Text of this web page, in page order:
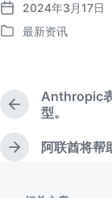
发
布
2024年3月17日
发
最新资讯
上
文
章
Anthropic
型。
下
阿联酋将帮